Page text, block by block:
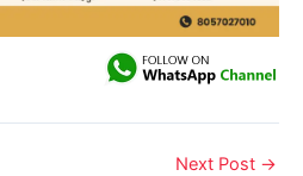
Next Post →